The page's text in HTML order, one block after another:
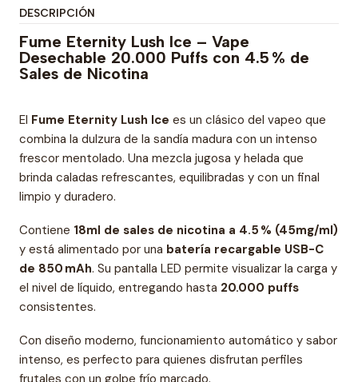
DESCRIPCIÓN
Fume Eternity Lush Ice – Vape
Desechable 20.000 Puffs con 4.5 % de
Sales de Nicotina
El Fume Eternity Lush Ice es un clásico del vapeo que
combina la dulzura de la sandía madura con un intenso
frescor mentolado. Una mezcla jugosa y helada que
brinda caladas refrescantes, equilibradas y con un final
limpio y duradero.
Contiene 18ml de sales de nicotina a 4.5 % (45mg/ml)
y está alimentado por una batería recargable USB-C
de 850 mAh. Su pantalla LED permite visualizar la carga y
el nivel de líquido, entregando hasta 20.000 puffs
consistentes.
Con diseño moderno, funcionamiento automático y sabor
intenso, es perfecto para quienes disfrutan perfiles
frutales con un golpe frío marcado.